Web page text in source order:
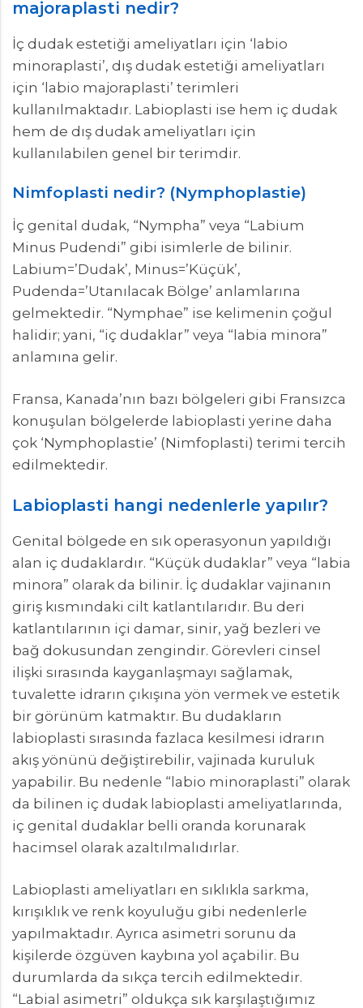
majoraplasti nedir?
İç dudak estetiği ameliyatları için ‘labio
minoraplasti’, dış dudak estetiği ameliyatları
için ‘labio majoraplasti’ terimleri
kullanılmaktadır. Labioplasti ise hem iç dudak
hem de dış dudak ameliyatları için
kullanılabilen genel bir terimdir.
Nimfoplasti nedir? (Nymphoplastie)
İç genital dudak, “Nympha” veya “Labium
Minus Pudendi” gibi isimlerle de bilinir.
Labium=’Dudak’, Minus=’Küçük’,
Pudenda=’Utanılacak Bölge’ anlamlarına
gelmektedir. “Nymphae” ise kelimenin çoğul
halidir; yani, “iç dudaklar” veya “labia minora”
anlamına gelir.
Fransa, Kanada’nın bazı bölgeleri gibi Fransızca
konuşulan bölgelerde labioplasti yerine daha
çok ‘Nymphoplastie’ (Nimfoplasti) terimi tercih
edilmektedir.
Labioplasti hangi nedenlerle yapılır?
Genital bölgede en sık operasyonun yapıldığı
alan iç dudaklardır. “Küçük dudaklar” veya “labia
minora” olarak da bilinir. İç dudaklar vajinanın
giriş kısmındaki cilt katlantılarıdır. Bu deri
katlantılarının içi damar, sinir, yağ bezleri ve
bağ dokusundan zengindir. Görevleri cinsel
ilişki sırasında kayganlaşmayı sağlamak,
tuvalette idrarın çıkışına yön vermek ve estetik
bir görünüm katmaktır. Bu dudakların
labioplasti sırasında fazlaca kesilmesi idrarın
akış yönünü değiştirebilir, vajinada kuruluk
yapabilir. Bu nedenle “labio minoraplasti” olarak
da bilinen iç dudak labioplasti ameliyatlarında,
iç genital dudaklar belli oranda korunarak
hacimsel olarak azaltılmalıdırlar.
Labioplasti ameliyatları en sıklıkla sarkma,
kırışıklık ve renk koyuluğu gibi nedenlerle
yapılmaktadır. Ayrıca asimetri sorunu da
kişilerde özgüven kaybına yol açabilir. Bu
durumlarda da sıkça tercih edilmektedir.
“Labial asimetri” oldukça sık karşılaştığımız